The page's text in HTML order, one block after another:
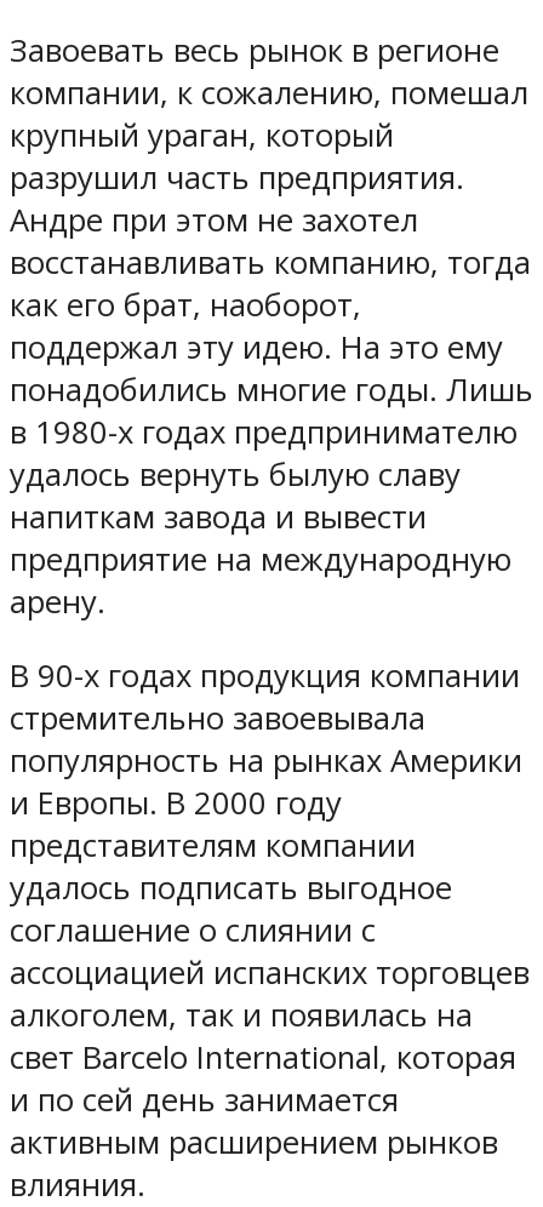
Завоевать весь рынок в регионе
компании, к сожалению, помешал
крупный ураган, который
разрушил часть предприятия.
Андре при этом не захотел
восстанавливать компанию, тогда
как его брат, наоборот,
поддержал эту идею. На это ему
понадобились многие годы. Лишь
в 1980-х годах предпринимателю
удалось вернуть былую славу
напиткам завода и вывести
предприятие на международную
арену.
В 90-х годах продукция компании
стремительно завоевывала
популярность на рынках Америки
и Европы. В 2000 году
представителям компании
удалось подписать выгодное
соглашение о слиянии с
ассоциацией испанских торговцев
алкоголем, так и появилась на
свет Barcelo International, которая
и по сей день занимается
активным расширением рынков
влияния.